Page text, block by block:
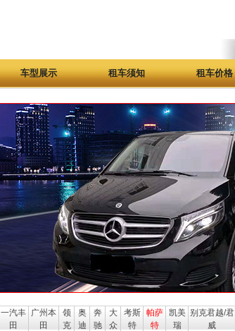
车型展示 租车须知 租车价格
一汽丰
田
广州本
田
领
克
奥
迪
奔
驰
大
众
考斯
特
帕萨
特
凯美
瑞
别克君越/君
威